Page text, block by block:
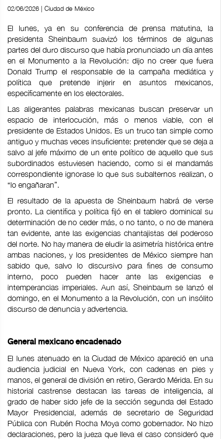
02/06/2026 | Ciudad de México
El lunes, ya en su conferencia de prensa matutina, la
presidenta Sheinbaum suavizó los términos de algunas
partes del duro discurso que había pronunciado un día antes
en el Monumento a la Revolución: dijo no creer que fuera
Donald Trump el responsable de la campaña mediática y
política que pretende injerir en asuntos mexicanos,
específicamente en los electorales.
Las aligerantes palabras mexicanas buscan preservar un
espacio de interlocución, más o menos viable, con el
presidente de Estados Unidos. Es un truco tan simple como
antiguo y muchas veces insuficiente: pretender que se deja a
salvo al jefe máximo de un ente político de aquello que sus
subordinados estuviesen haciendo, como si el mandamás
correspondiente ignorase lo que sus subalternos realizan, o
“lo engañaran”.
El resultado de la apuesta de Sheinbaum habrá de verse
pronto. La científica y política fijó en el tablero dominical su
determinación de no ceder más, o no tanto, o no de manera
tan evidente, ante las exigencias chantajistas del poderoso
del norte. No hay manera de eludir la asimetría histórica entre
ambas naciones, y los presidentes de México siempre han
sabido que, salvo lo discursivo para fines de consumo
interno, poco pueden hacer ante las exigencias e
intemperancias imperiales. Aun así, Sheinbaum se lanzó el
domingo, en el Monumento a la Revolución, con un insólito
discurso de denuncia y advertencia.
General mexicano encadenado
El lunes atenuado en la Ciudad de México apareció en una
audiencia judicial en Nueva York, con cadenas en pies y
manos, el general de división en retiro, Gerardo Mérida. En su
historial castrense destacan las tareas de inteligencia, al
grado de haber sido jefe de la sección segunda del Estado
Mayor Presidencial, además de secretario de Seguridad
Pública con Rubén Rocha Moya como gobernador. No hizo
declaraciones, pero la jueza que lleva el caso consideró que